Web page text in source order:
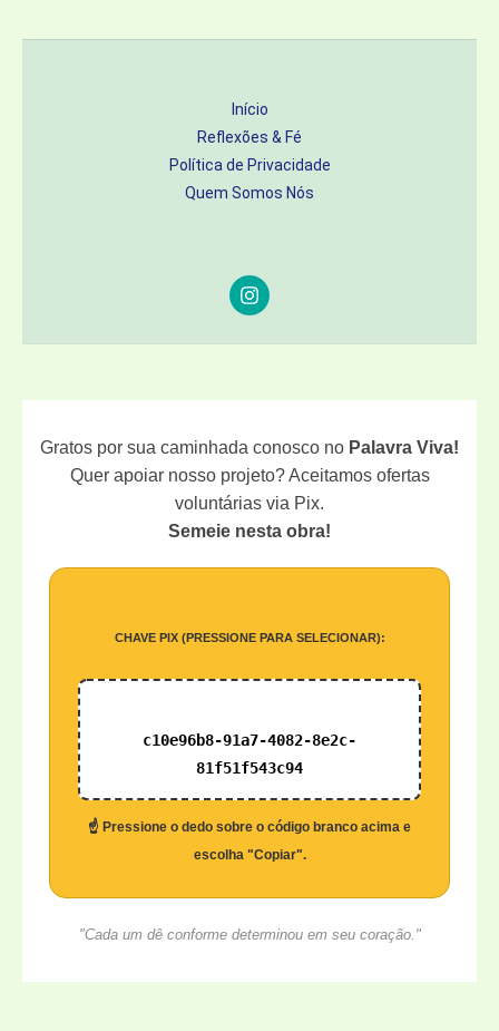
Início
Reflexões & Fé
Política de Privacidade
Quem Somos Nós
Gratos por sua caminhada conosco no Palavra Viva!
Quer apoiar nosso projeto? Aceitamos ofertas
voluntárias via Pix.
Semeie nesta obra!
CHAVE PIX (PRESSIONE PARA SELECIONAR):
c10e96b8-91a7-4082-8e2c-
81f51f543c94
☝️ Pressione o dedo sobre o código branco acima e
escolha "Copiar".
"Cada um dê conforme determinou em seu coração."